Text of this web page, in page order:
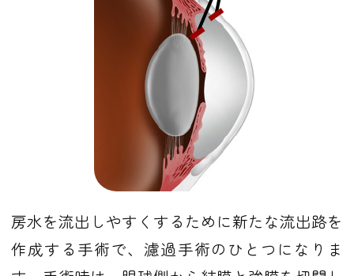
房水を流出しやすくするために新たな流出路を
作成する手術で、濾過手術のひとつになりま